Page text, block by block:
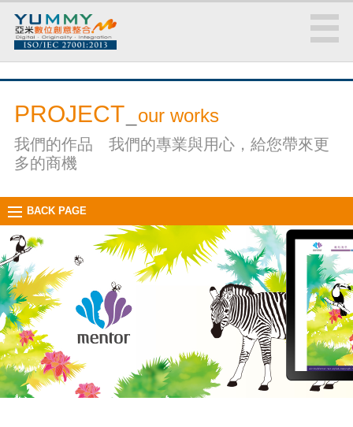
PROJECT our works
我們的作品 我們的專業與用心，給您帶來更
多的商機
BACK PAGE